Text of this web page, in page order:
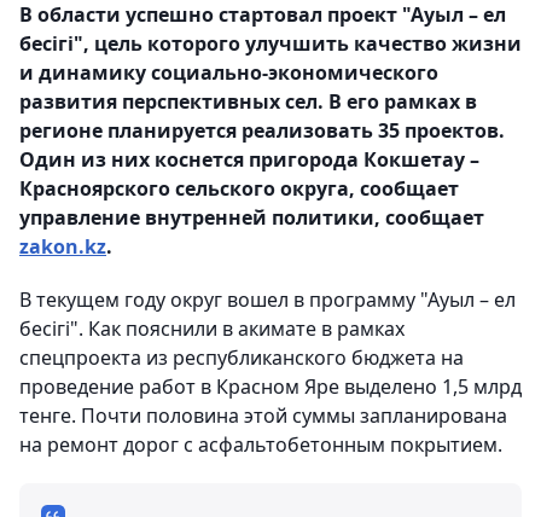
В области успешно стартовал проект "Ауыл – ел
бесігі", цель которого улучшить качество жизни
и динамику социально-экономического
развития перспективных сел. В его рамках в
регионе планируется реализовать 35 проектов.
Один из них коснется пригорода Кокшетау –
Красноярского сельского округа, сообщает
управление внутренней политики, сообщает
zakon.kz.
В текущем году округ вошел в программу "Ауыл – ел
бесігі". Как пояснили в акимате в рамках
спецпроекта из республиканского бюджета на
проведение работ в Красном Яре выделено 1,5 млрд
тенге. Почти половина этой суммы запланирована
на ремонт дорог с асфальтобетонным покрытием.